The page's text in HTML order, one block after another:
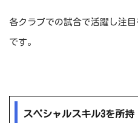
各クラブでの試合で活躍し注
です。
スペシャルスキル3を所持